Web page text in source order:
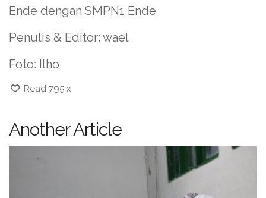
Ende dengan SMPN1 Ende
Penulis & Editor: wael
Foto: Ilho
Read 795 x
Another Article